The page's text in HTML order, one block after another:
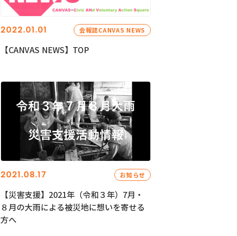
2022.01.01 会報誌CANVAS NEWS
【CANVAS NEWS】TOP
2021.08.17 お知らせ
【災害支援】2021年（令和３年）7月・
８月の大雨による被災地に想いを寄せる
方へ